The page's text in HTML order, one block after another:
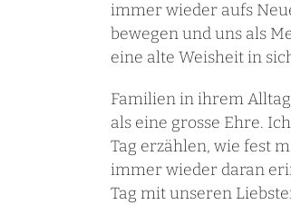
immer wieder aufs
bewegen und uns als
eine alte Weisheit in
Familien in ihrem
als eine grosse Ehre.
Tag erzählen, wie fest
immer wieder daran
Tag mit unseren